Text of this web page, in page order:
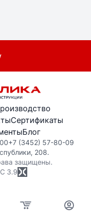
Сертификаты
Блог
+7 (3452) 57-80-09
208.
защищены.
3.9